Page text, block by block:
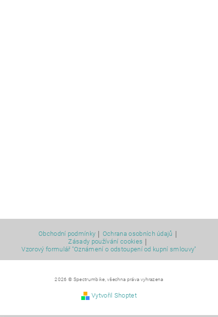
Obchodní podmínky | Ochrana osobních údajů |
Zásady používání cookies |
Vzorový formulář "Oznámení o odstoupení od kupní smlouvy"
2026 © Spectrumbike, všechna práva vyhrazena
Vytvořil Shoptet